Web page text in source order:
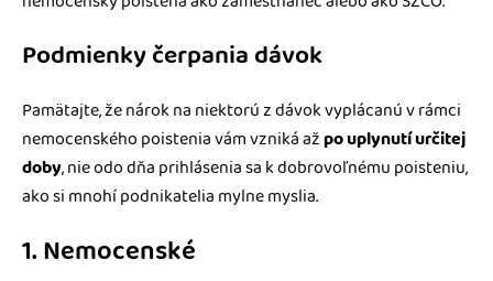
Podmienky čerpania dávok
Pamätajte, že nárok na niektorú z dávok vyplácanú v rámci
nemocenského poistenia vám vzniká ažpo uplynutí určitej
doby, nie odo dňa prihlásenia sa k dobrovoľnému poisteniu,
ako si mnohí podnikatelia mylne myslia.
1. Nemocenské